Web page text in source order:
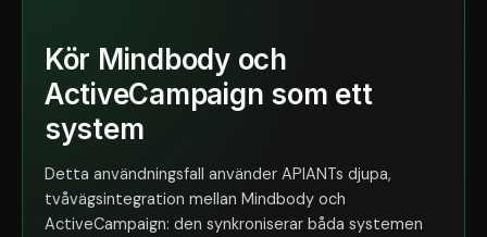
Kör Mindbody och
ActiveCampaign som ett
system
Detta användningsfall använder APIANTs djupa,
tvåvägsintegration mellan Mindbody och
ActiveCampaign: den synkroniserar båda systemen